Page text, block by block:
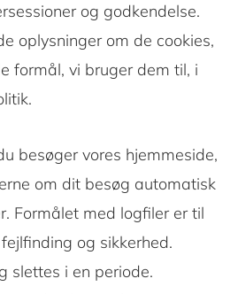
og godkendelse.
oplysninger om de cookies,
formål, vi bruger dem til, i
besøger vores hjemmeside,
om dit besøg automatisk
Formålet med logfiler er til
og sikkerhed.
slettes i en periode.